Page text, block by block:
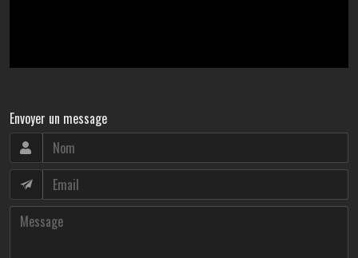
Envoyer un message